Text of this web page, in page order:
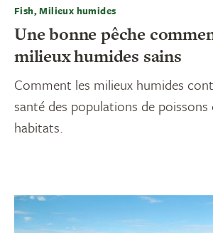
Fish, Milieux humides
Une bonne pêche
milieux humides sains
Comment les milieux humides
santé des populations de poissons
habitats.